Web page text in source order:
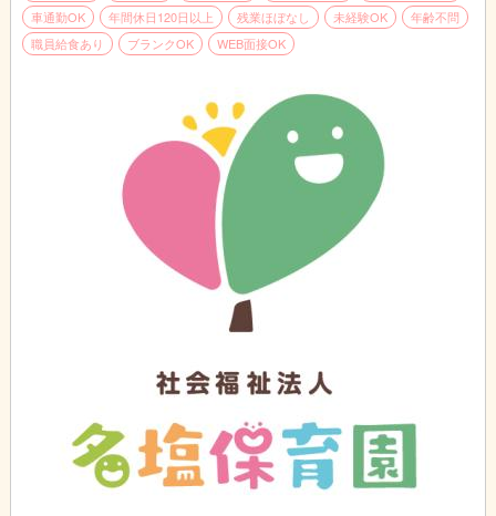
車通勤OK
年間休日120日以上 残業ほぼなし 未経験OK
年齢不問
職員給食あり
ブランクOK WEB面接OK